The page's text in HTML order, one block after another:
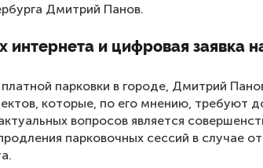
Дмитрий Панов.
интернета и цифровая заявка
парковки в городе, Дмитрий
которые, по его мнению, требуют
вопросов является
парковочных сессий в случае